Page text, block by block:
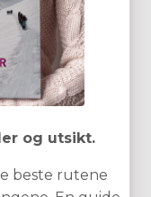
og utsikt.
beste rutene